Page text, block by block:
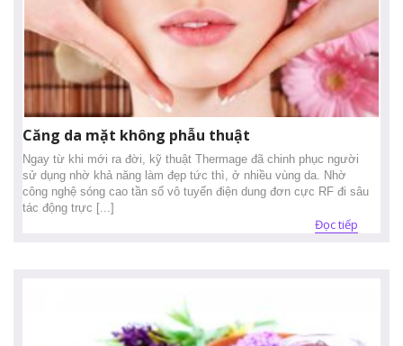
Căng da mặt không phẫu thuật
Ngay từ khi mới ra đời, kỹ thuật Thermage đã chinh phục người
sử dụng nhờ khả năng làm đẹp tức thì, ở nhiều vùng da. Nhờ
công nghệ sóng cao tần số vô tuyến điện dung đơn cực RF đi sâu
tác động trực [...]
Đọc tiếp